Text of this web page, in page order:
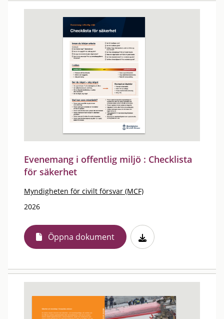
Evenemang i offentlig miljö : Checklista
för säkerhet
Myndigheten för civilt försvar (MCF)
2026
Öppna dokument